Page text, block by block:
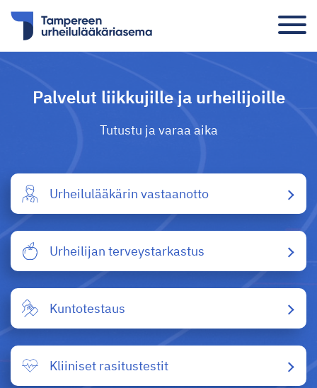
Palvelut liikkujille ja urheilijoille
Tutustu ja varaa aika
Urheilulääkärin vastaanotto
Urheilijan terveystarkastus
Kuntotestaus
Kliiniset rasitustestit